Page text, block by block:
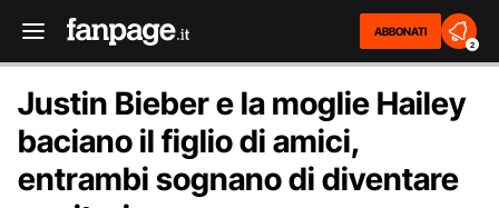
ABBONATI
2
Justin Bieber e la moglie Hailey
baciano il figlio di amici,
entrambi sognano di diventare